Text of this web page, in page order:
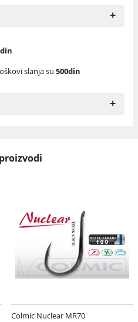
+
slanja su 500din
+
Colmic Nuclear MR70